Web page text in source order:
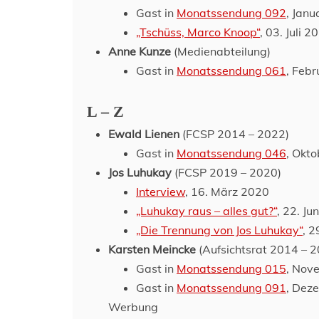
Gast in Monatssendung 092,
„Tschüss, Marco Knoop“, 03. Juli
Anne Kunze (Medienabteilung)
Gast in Monatssendung 061,
L – Z
Ewald Lienen (FCSP 2014 – 2022)
Gast in Monatssendung 046,
Jos Luhukay (FCSP 2019 – 2020)
Interview, 16. März 2020
„Luhukay raus – alles gut?“, 22.
„Die Trennung von Jos Luhukay“,
Karsten Meincke (Aufsichtsrat 2014 –
Gast in Monatssendung 015,
Gast in Monatssendung 091,
Werbung